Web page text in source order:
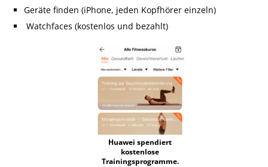
Geräte finden (iPhone, jeden Kopfhörer einzeln)
Watchfaces (kostenlos und bezahlt)
Huawei spendiert
kostenlose
Trainingsprogramme.